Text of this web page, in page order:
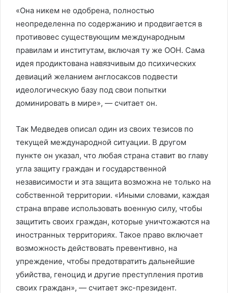
«Она никем не одобрена, полностью
неопределенна по содержанию и продвигается в
противовес существующим международным
правилам и институтам, включая ту же ООН. Сама
идея продиктована навязчивым до психических
девиаций желанием англосаксов подвести
идеологическую базу под свои попытки
доминировать в мире», — считает он.
Так Медведев описал один из своих тезисов по
текущей международной ситуации. В другом
пункте он указал, что любая страна ставит во главу
угла защиту граждан и государственной
независимости и эта защита возможна не только на
собственной территории. «Иными словами, каждая
страна вправе использовать военную силу, чтобы
защитить своих граждан, которые уничтожаются на
иностранных территориях. Такое право включает
возможность действовать превентивно, на
упреждение, чтобы предотвратить дальнейшие
убийства, геноцид и другие преступления против
своих граждан», — считает экс-президент.